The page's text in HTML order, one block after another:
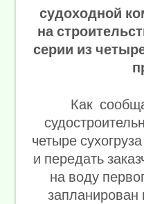
судоходной
на
серии из
Как
четыре
и передать
на воду